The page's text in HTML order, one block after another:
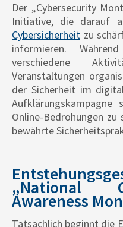
Der „Cybersecurity
Initiative, die darauf
Cybersicherheit zu
informieren.
verschiedene
Veranstaltungen
der Sicherheit im
Online-Bedrohungen
bewährte
„National
Awareness
Tatsächlich beginnt die